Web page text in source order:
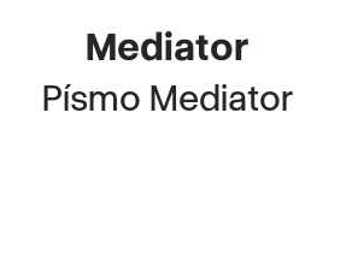
Mediator
Písmo Mediator